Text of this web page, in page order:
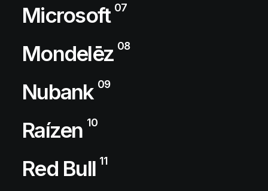
Microsoft 07
Mondelēz 08
Nubank 09
Raízen 10
Red Bull 11